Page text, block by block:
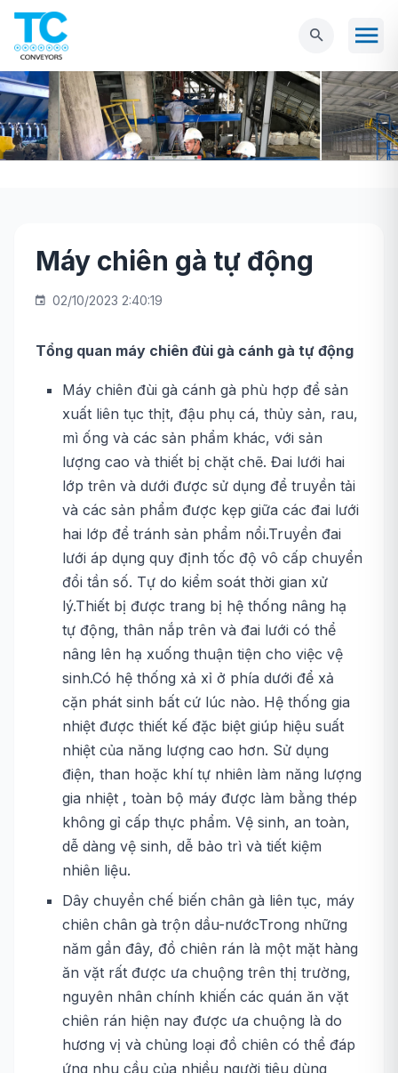
chiên gà tự động
Máy chiên gà tự động
02/10/2023 2:40:19
Tổng quan máy chiên đùi gà cánh gà tự động
Máy chiên đùi gà cánh gà phù hợp để sản
xuất liên tục thịt, đậu phụ cá, thủy sản, rau,
mì ống và các sản phẩm khác, với sản
lượng cao và thiết bị chặt chẽ. Đai lưới hai
lớp trên và dưới được sử dụng để truyền tải
và các sản phẩm được kẹp giữa các đai lưới
hai lớp để tránh sản phẩm nổi.Truyền đai
lưới áp dụng quy định tốc độ vô cấp chuyển
đổi tần số. Tự do kiểm soát thời gian xử
lý.Thiết bị được trang bị hệ thống nâng hạ
tự động, thân nắp trên và đai lưới có thể
nâng lên hạ xuống thuận tiện cho việc vệ
sinh.Có hệ thống xả xỉ ở phía dưới để xả
cặn phát sinh bất cứ lúc nào. Hệ thống gia
nhiệt được thiết kế đặc biệt giúp hiệu suất
nhiệt của năng lượng cao hơn. Sử dụng
điện, than hoặc khí tự nhiên làm năng lượng
gia nhiệt , toàn bộ máy được làm bằng thép
không gỉ cấp thực phẩm. Vệ sinh, an toàn,
dễ dàng vệ sinh, dễ bảo trì và tiết kiệm
nhiên liệu.
Dây chuyền chế biến chân gà liên tục, máy
chiên chân gà trộn dầu-nướcTrong những
năm gần đây, đồ chiên rán là một mặt hàng
ăn vặt rất được ưa chuộng trên thị trường,
nguyên nhân chính khiến các quán ăn vặt
chiên rán hiện nay được ưa chuộng là do
hương vị và chủng loại đồ chiên có thể đáp
ứng nhu cầu của nhiều người tiêu dùng